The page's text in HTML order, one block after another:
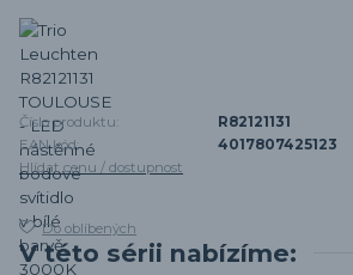
Číslo produktu:
R82121131
EAN kód:
4017807425123
Hlídat cenu / dostupnost
Do oblíbených
V této sérii nabízíme: